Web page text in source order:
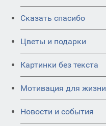
Сказать спасибо
Цветы и подарки
Картинки без текста
Мотивация для жизни
Новости и события